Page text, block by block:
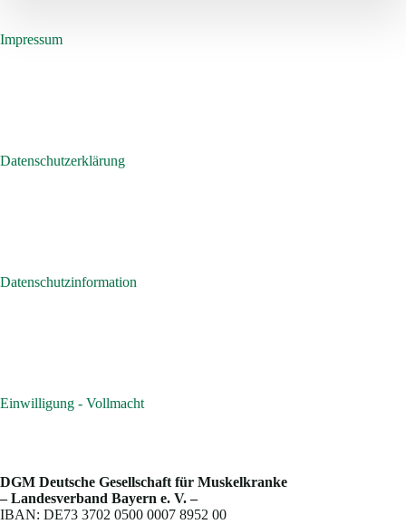
Impressum
Datenschutzerklärung
Datenschutzinformation
Einwilligung - Vollmacht
DGM Deutsche Gesellschaft für Muskelkranke
– Landesverband Bayern e. V. –
IBAN: DE73 3702 0500 0007 8952 00